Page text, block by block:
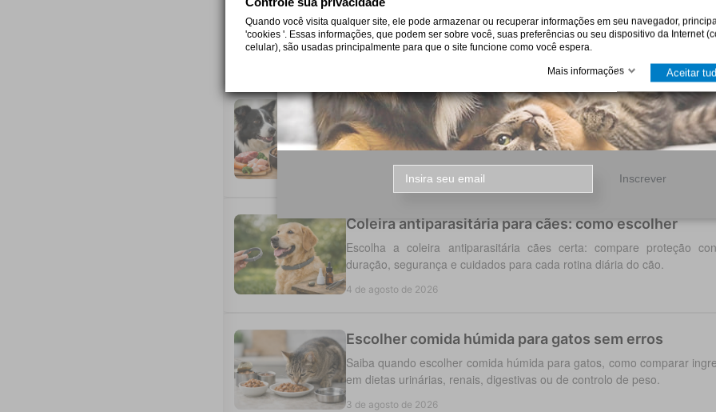
Inscrever
Saiba escolher Royal Canin para cão ou gato por idade, porte e
critérios práticos para uma alimentação diária adequada e segura.
Pro Plan: como escolher a alimentação certa
Saiba como escolher Pro Plan para cães e gatos conforme idade,
digestão, pele, peso ou saúde urinária, com critério em casa.
5 de agosto de 2026
Coleira antiparasitária para cães: como escolher
Escolha a coleira antiparasitária cães certa: compare proteção
duração, segurança e cuidados para cada rotina diária do cão.
4 de agosto de 2026
Escolher comida húmida para gatos sem erros
Saiba quando escolher comida húmida para gatos, como comparar
em dietas urinárias, renais, digestivas ou de controlo de peso.
3 de agosto de 2026
Quando você visita qualquer site, ele pode armazenar ou recuperar informações em seu navegador,
'cookies '. Essas informações, que podem ser sobre você, suas preferências ou seu dispositivo da Internet
celular), são usadas principalmente para que o site funcione como você espera.
Mais informações Aceitar